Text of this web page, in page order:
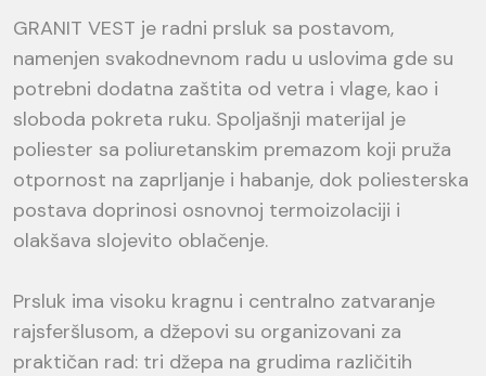
GRANIT VEST je radni prsluk sa postavom,
namenjen svakodnevnom radu u uslovima gde su
potrebni dodatna zaštita od vetra i vlage, kao i
sloboda pokreta ruku. Spoljašnji materijal je
poliester sa poliuretanskim premazom koji pruža
otpornost na zaprljanje i habanje, dok poliesterska
postava doprinosi osnovnoj termoizolaciji i
olakšava slojevito oblačenje.
Prsluk ima visoku kragnu i centralno zatvaranje
rajsferšlusom, a džepovi su organizovani za
praktičan rad: tri džepa na grudima različitih